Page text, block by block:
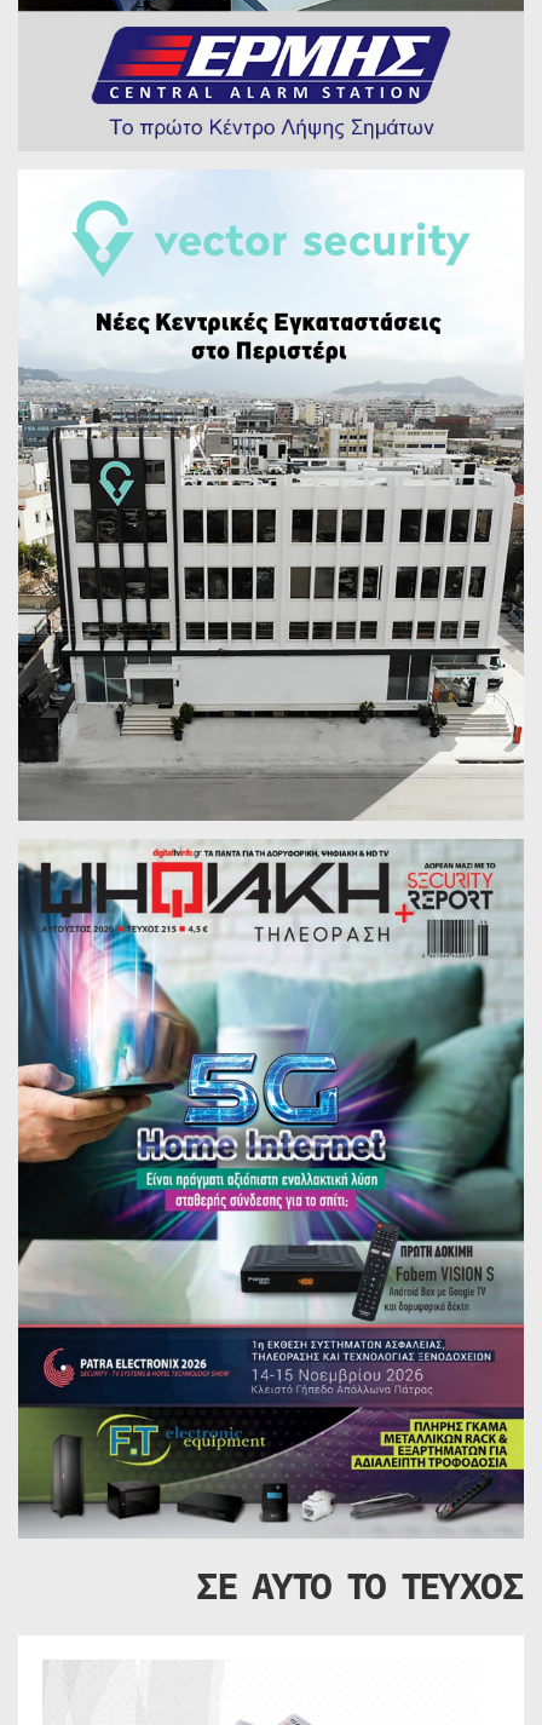
ΣΕ ΑΥΤΟ ΤΟ ΤΕΥΧΟΣ